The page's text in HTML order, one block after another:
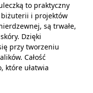
to praktyczny
biżuterii i projektów
są trwałe,
Dzięki
przy tworzeniu
Całość
które ułatwia